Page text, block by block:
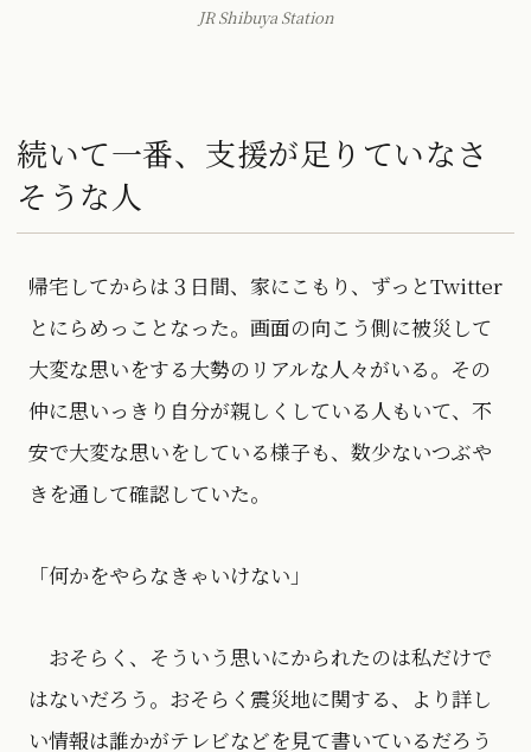
JR Shibuya Station
続いて一番、支援が足りていなさ
そうな人
帰宅してからは３日間、家にこもり、ずっとTwitter
とにらめっことなった。画面の向こう側に被災して
大変な思いをする大勢のリアルな人々がいる。その
仲に思いっきり自分が親しくしている人もいて、不
安で大変な思いをしている様子も、数少ないつぶや
きを通して確認していた。
「何かをやらなきゃいけない」
おそらく、そういう思いにかられたのは私だけで
はないだろう。おそらく震災地に関する、より詳し
い情報は誰かがテレビなどを見て書いているだろう